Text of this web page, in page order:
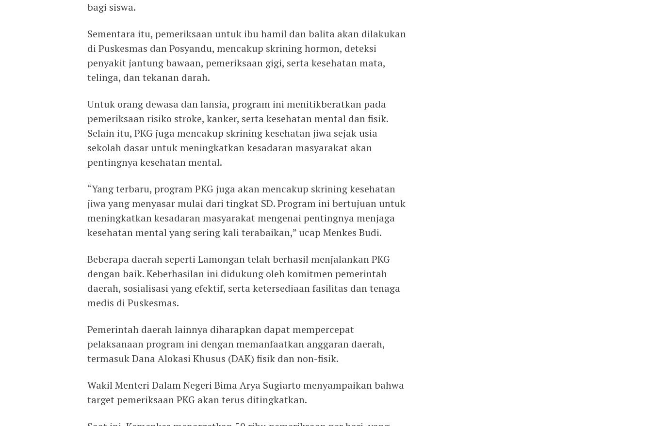
bagi siswa.
Sementara itu, pemeriksaan untuk ibu hamil dan balita akan dilakukan
di Puskesmas dan Posyandu, mencakup skrining hormon, deteksi
penyakit jantung bawaan, pemeriksaan gigi, serta kesehatan mata,
telinga, dan tekanan darah.
Untuk orang dewasa dan lansia, program ini menitikberatkan pada
pemeriksaan risiko stroke, kanker, serta kesehatan mental dan fisik.
Selain itu, PKG juga mencakup skrining kesehatan jiwa sejak usia
sekolah dasar untuk meningkatkan kesadaran masyarakat akan
pentingnya kesehatan mental.
“Yang terbaru, program PKG juga akan mencakup skrining kesehatan
jiwa yang menyasar mulai dari tingkat SD. Program ini bertujuan untuk
meningkatkan kesadaran masyarakat mengenai pentingnya menjaga
kesehatan mental yang sering kali terabaikan,” ucap Menkes Budi.
Beberapa daerah seperti Lamongan telah berhasil menjalankan PKG
dengan baik. Keberhasilan ini didukung oleh komitmen pemerintah
daerah, sosialisasi yang efektif, serta ketersediaan fasilitas dan tenaga
medis di Puskesmas.
Pemerintah daerah lainnya diharapkan dapat mempercepat
pelaksanaan program ini dengan memanfaatkan anggaran daerah,
termasuk Dana Alokasi Khusus (DAK) fisik dan non-fisik.
Wakil Menteri Dalam Negeri Bima Arya Sugiarto menyampaikan bahwa
target pemeriksaan PKG akan terus ditingkatkan.